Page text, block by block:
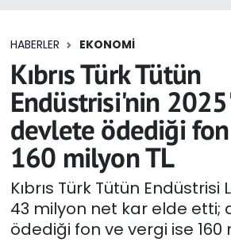
HABERLER EKONOMI
Kıbrıs Türk Tütün
Endüstrisi'nin
devlete ödediği
160 milyon TL
Kıbrıs Türk Tütün Endüstrisi
43 milyon net kar elde etti;
ödediği fon ve vergi ise 160
Eğitim
Ekonomi
Foto Galeri
GEZİ
Güncel
Tüm Manşetler
Son Dakika Haberleri
Haber Arşivi